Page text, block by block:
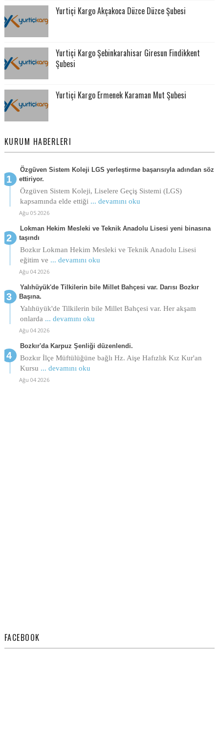
Yurtiçi Kargo Akçakoca Düzce Düzce Şubesi
Yurtiçi Kargo Şebinkarahisar Giresun Findikkent
Şubesi
Yurtiçi Kargo Ermenek Karaman Mut Şubesi
KURUM HABERLERI
Özgüven Sistem Koleji LGS yerleştirme başarısıyla adından söz
ettiriyor.
Özgüven Sistem Koleji, Liselere Geçiş Sistemi (LGS)
kapsamında elde ettiği ... devamını oku
Ağu 05 2026
Lokman Hekim Mesleki ve Teknik Anadolu Lisesi yeni binasına
taşındı
Bozkır Lokman Hekim Mesleki ve Teknik Anadolu Lisesi
eğitim ve ... devamını oku
Ağu 04 2026
Yalıhüyük'de Tilkilerin bile Millet Bahçesi var. Darısı Bozkır
Başına.
Yalıhüyük'de Tilkilerin bile Millet Bahçesi var. Her akşam
onlarda ... devamını oku
Ağu 04 2026
Bozkır'da Karpuz Şenliği düzenlendi.
Bozkır İlçe Müftülüğüne bağlı Hz. Aişe Hafızlık Kız Kur'an
Kursu ... devamını oku
Ağu 04 2026
FACEBOOK